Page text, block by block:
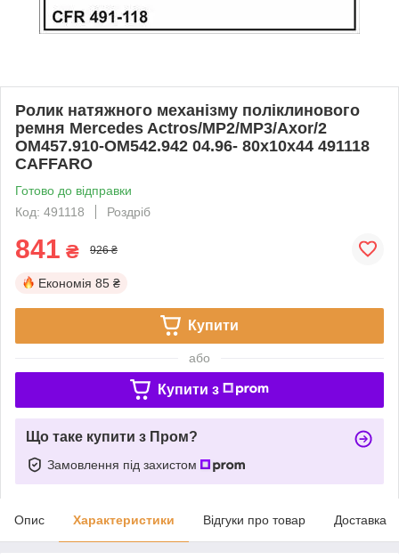
Ролик натяжного механізму поліклинового
ремня Mercedes Actros/MP2/MP3/Axor/2
OM457.910-OM542.942 04.96- 80x10x44 491118
CAFFARO
Готово до відправки
Код: 491118
Роздріб
841 ₴ 926 ₴
Економія 85 ₴
Купити
або
Купити з
Що таке купити з Пром?
Замовлення під захистом
Опис Характеристики Відгуки про товар Доставка